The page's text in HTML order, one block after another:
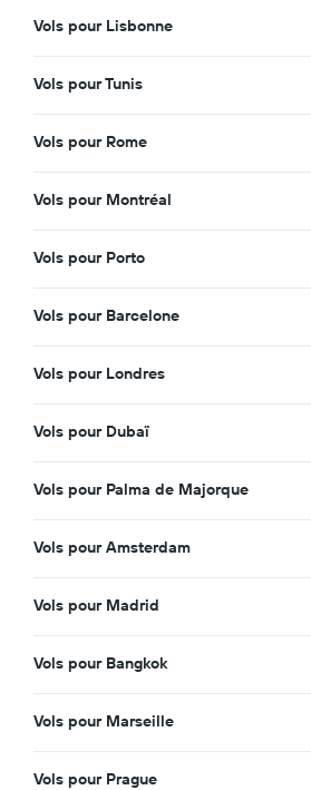
Vols pour Lisbonne
Vols pour Tunis
Vols pour Rome
Vols pour Montréal
Vols pour Porto
Vols pour Barcelone
Vols pour Londres
Vols pour Dubaï
Vols pour Palma de Majorque
Vols pour Amsterdam
Vols pour Madrid
Vols pour Bangkok
Vols pour Marseille
Vols pour Prague